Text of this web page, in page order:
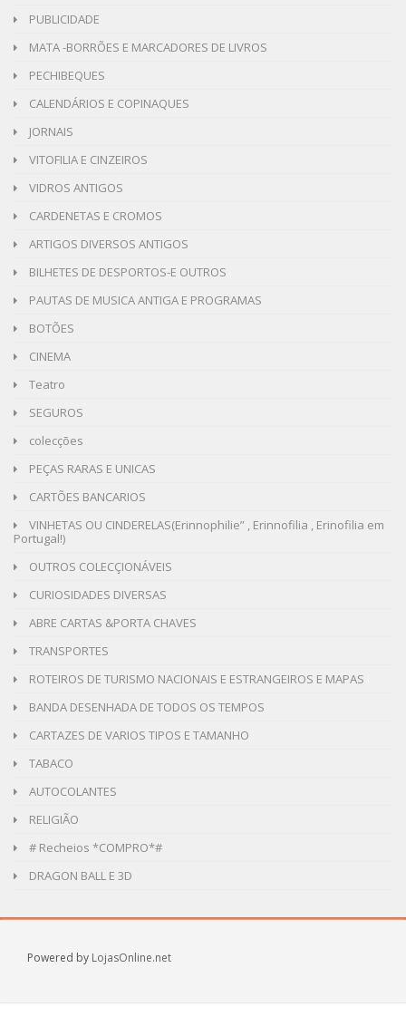
PUBLICIDADE
MATA -BORRÕES E MARCADORES DE LIVROS
PECHIBEQUES
CALENDÁRIOS E COPINAQUES
JORNAIS
VITOFILIA E CINZEIROS
VIDROS ANTIGOS
CARDENETAS E CROMOS
ARTIGOS DIVERSOS ANTIGOS
BILHETES DE DESPORTOS-E OUTROS
PAUTAS DE MUSICA ANTIGA E PROGRAMAS
BOTÕES
CINEMA
Teatro
SEGUROS
colecções
PEÇAS RARAS E UNICAS
CARTÕES BANCARIOS
VINHETAS OU CINDERELAS(Erinnophilie” , Erinnofilia , Erinofilia em
Portugal!)
OUTROS COLECÇIONÁVEIS
CURIOSIDADES DIVERSAS
ABRE CARTAS &PORTA CHAVES
TRANSPORTES
ROTEIROS DE TURISMO NACIONAIS E ESTRANGEIROS E MAPAS
BANDA DESENHADA DE TODOS OS TEMPOS
CARTAZES DE VARIOS TIPOS E TAMANHO
TABACO
AUTOCOLANTES
RELIGIÃO
# Recheios *COMPRO*#
DRAGON BALL E 3D
Powered by LojasOnline.net